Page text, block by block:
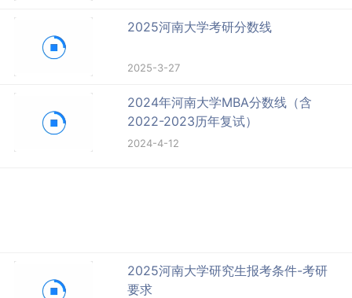
2025河南大学考研分数线
2025-3-27
2024年河南大学MBA分数线（含
2022-2023历年复试）
2024-4-12
2025河南大学研究生报考条件-考研
要求